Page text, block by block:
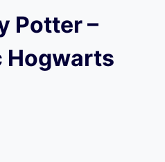
Potter –
Hogwarts